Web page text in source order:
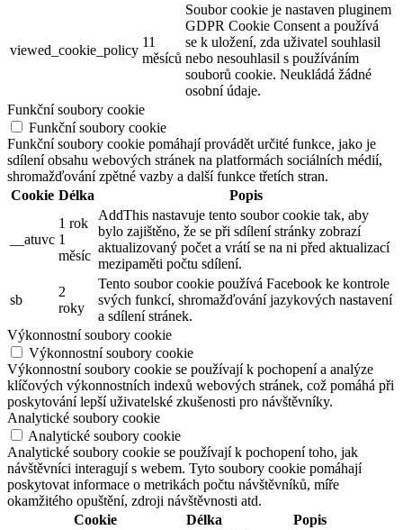
viewed_cookie_policy
11
měsíců
Soubor cookie je nastaven pluginem
GDPR Cookie Consent a používá
se k uložení, zda uživatel souhlasil
nebo nesouhlasil s používáním
souborů cookie. Neukládá žádné
osobní údaje.
Funkční soubory cookie
Funkční soubory cookie
Funkční soubory cookie pomáhají provádět určité funkce, jako je
sdílení obsahu webových stránek na platformách sociálních médií,
shromažďování zpětné vazby a další funkce třetích stran.
Cookie Délka Popis
__atuvc
1 rok
1
měsíc
AddThis nastavuje tento soubor cookie tak, aby
bylo zajištěno, že se při sdílení stránky zobrazí
aktualizovaný počet a vrátí se na ni před aktualizací
mezipaměti počtu sdílení.
sb
2
roky
Tento soubor cookie používá Facebook ke kontrole
svých funkcí, shromažďování jazykových nastavení
a sdílení stránek.
Výkonnostní soubory cookie
Výkonnostní soubory cookie
Výkonnostní soubory cookie se používají k pochopení a analýze
klíčových výkonnostních indexů webových stránek, což pomáhá při
poskytování lepší uživatelské zkušenosti pro návštěvníky.
Analytické soubory cookie
Analytické soubory cookie
Analytické soubory cookie se používají k pochopení toho, jak
návštěvníci interagují s webem. Tyto soubory cookie pomáhají
poskytovat informace o metrikách počtu návštěvníků, míře
okamžitého opuštění, zdroji návštěvnosti atd.
Cookie
Délka Popis